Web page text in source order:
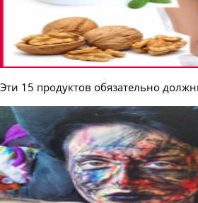
Эти 15 продуктов обязательно